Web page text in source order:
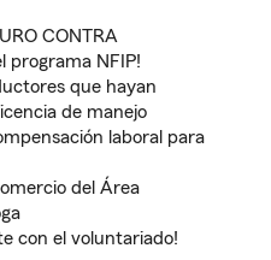
CONTRA
programa NFIP!
que hayan
de manejo
laboral para
del Área
con el voluntariado!